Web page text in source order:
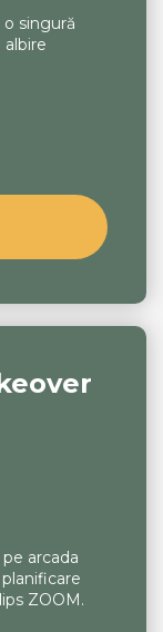
singură
albire
arcada
ZOOM.